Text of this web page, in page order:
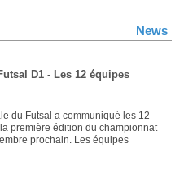
News
D1 - Les 12 équipes
du Futsal a communiqué les 12
première édition du championnat
prochain. Les équipes